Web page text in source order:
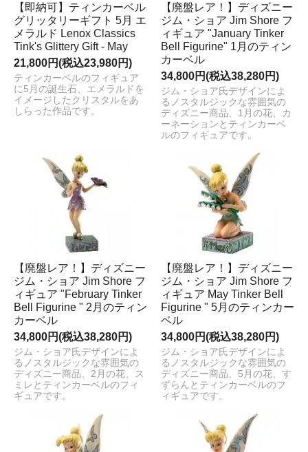
【即納可】ティンカーベル
グリッタリーギフト 5月 エ
メラルド Lenox Classics
Tink's Glittery Gift - May
21,800円(税込23,980円)
ティンカーベルのフィギュア
に5月の誕生石、エメラルドを
イメージしたクリスタルをあ
しらった作品です。
【廃盤レア！】ディズニー
ジム・ショア Jim Shore フ
ィギュア "January Tinker
Bell Figurine" 1月のティン
カーベル
34,800円(税込38,280円)
ジム・ショア氏デザインによ
るノスタルジックな雰囲気の
ディズニー商品、1月の花、カ
ーネーションとティンカーベ
ルのフィギュアです。
【廃盤レア！】ディズニー
ジム・ショア Jim Shore フ
ィギュア "February Tinker
Bell Figurine " 2月のティン
カーベル
34,800円(税込38,280円)
ジム・ショア氏デザインによ
るノスタルジックな雰囲気の
ディズニー商品、2月の花、ス
ミレとティンカーベルのフィ
ギュアです。
【廃盤レア！】ディズニー
ジム・ショア Jim Shore フ
ィギュア May Tinker Bell
Figurine " 5月のティンカー
ベル
34,800円(税込38,280円)
ジム・ショア氏デザインによ
るノスタルジックな雰囲気の
ディズニー商品、5月の花、す
ずらんとティンカーベルのフ
ィギュアです。